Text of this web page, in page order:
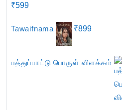
₹599
Tawaifnama ₹899
பத்துப்பாட்டு பொருள் விளக்கம்